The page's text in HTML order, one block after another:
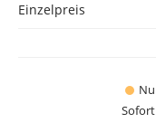
Einzelpreis